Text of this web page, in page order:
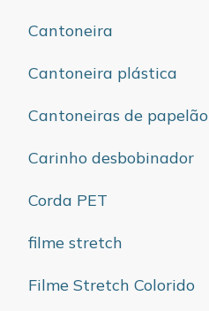
Cantoneira
Cantoneira plástica
Cantoneiras de papelão
Carinho desbobinador
Corda PET
filme stretch
Filme Stretch Colorido